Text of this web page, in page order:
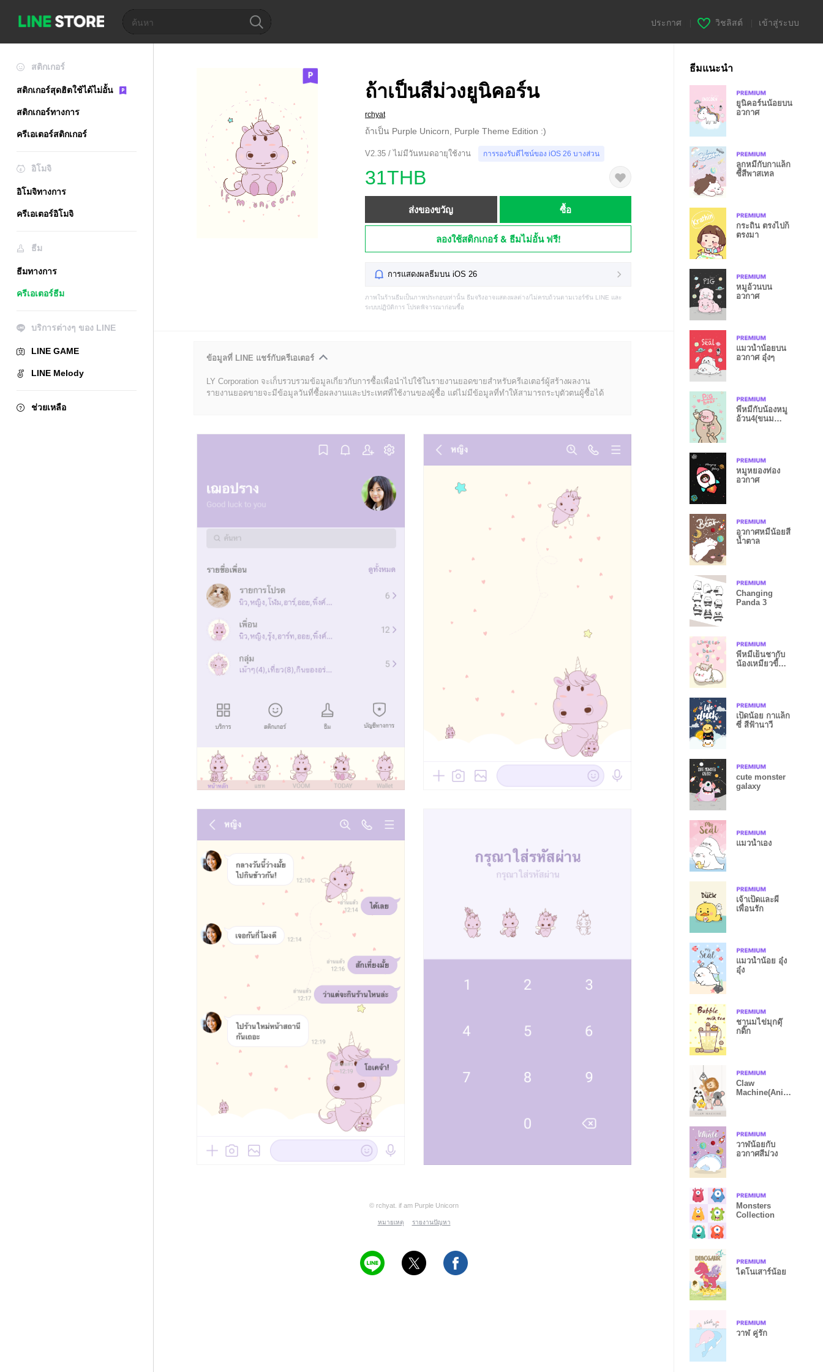
ประกาศ วิชลิสต์ เข้าสู่ระบบ
สติกเกอร์
สติกเกอร์สุดฮิตใช้ได้ไม่อั้น
สติกเกอร์ทางการ
ครีเอเตอร์สติกเกอร์
อิโมจิ
อิโมจิทางการ
ครีเอเตอร์อิโมจิ
ธีม
ธีมทางการ
ครีเอเตอร์ธีม
บริการต่างๆ ของ LINE
LINE GAME
LINE Melody
ช่วยเหลือ
ถ้าเป็นสีม่วงยูนิคอร์น
rchyat
ถ้าเป็น Purple Unicorn, Purple Theme Edition :)
V2.35 / ไม่มีวันหมดอายุใช้งาน การรองรับดีไซน์ของ iOS 26 บางส่วน
31THB
ส่งของขวัญ ซื้อ
ลองใช้สติกเกอร์ & ธีมไม่อั้น ฟรี!
การแสดงผลธีมบน iOS 26
ภาพในร้านธีมเป็นภาพประกอบเท่านั้น ธีมจริงอาจแสดงผลต่าง/ไม่ครบถ้วนตามเวอร์ชัน LINE และ
ระบบปฏิบัติการ โปรดพิจารณาก่อนซื้อ
ข้อมูลที่ LINE แชร์กับครีเอเตอร์
LY Corporation จะเก็บรวบรวมข้อมูลเกี่ยวกับการซื้อเพื่อนำไปใช้ในรายงานยอดขายสำหรับครีเอเตอร์ผู้สร้างผลงาน
รายงานยอดขายจะมีข้อมูลวันที่ซื้อผลงานและประเทศที่ใช้งานของผู้ซื้อ แต่ไม่มีข้อมูลที่ทำให้สามารถระบุตัวตนผู้ซื้อได้
© rchyat. if am Purple Unicorn
หมายเหตุ รายงานปัญหา
ธีมแนะนำ
ยูนิคอร์นน้อยบน
อวกาศ
ลูกหมีกับกาแล็ก
ซี่สีพาสเทล
กระถิน ตรงไปก็
ตรงมา
หมูอ้วนบน
อวกาศ
แมวน้ำน้อยบน
อวกาศ อุ๋งๆ
พี่หมีกับน้องหมู
อ้วน4(ขนม
หมูหยองท่อง
อวกาศ
อวกาศหมีน้อยสี
น้ำตาล
Changing
Panda 3
พี่หมีเย็นชากับ
น้องเหมียวขี้
เป็ดน้อย กาแล็ก
ซี่ สีฟ้านาวี
cute monster
galaxy
แมวน้ำเอง
เจ้าเป็ดและผี
เพื่อนรัก
แมวน้ำน้อย อุ๋ง
อุ๋ง
ชานมไข่มุกดุ๊
กดิ๊ก
Claw
Machine(Anim
วาฬน้อยกับ
อวกาศสีม่วง
Monsters
Collection
ไดโนเสาร์น้อย
วาฬ คู่รัก